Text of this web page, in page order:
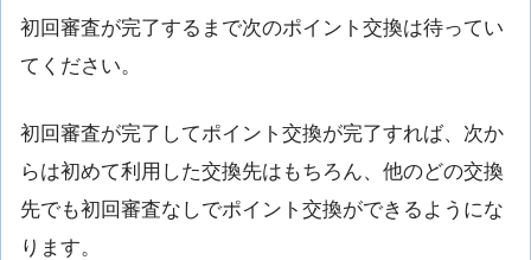
初回審査が完了するまで次のポイント交換は待ってい
てください。
初回審査が完了してポイント交換が完了すれば、次か
らは初めて利用した交換先はもちろん、他のどの交換
先でも初回審査なしでポイント交換ができる ようにな
ります。